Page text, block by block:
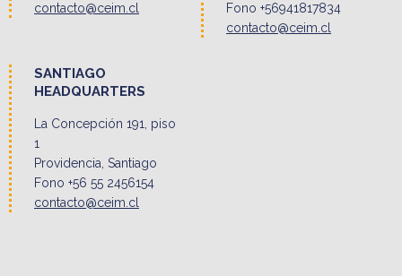
contacto@ceim.cl
Fono +56941817834
contacto@ceim.cl
SANTIAGO
HEADQUARTERS
La Concepción 191, piso
1
Providencia, Santiago
Fono +56 55 2456154
contacto@ceim.cl